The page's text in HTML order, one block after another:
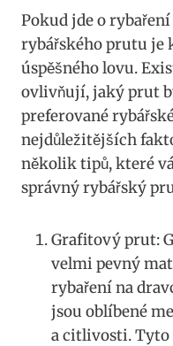
Pokud jde o
rybářského ⁢prutu
úspěšného lovu.
ovlivňují,‍ jaký prut
‍preferované
nejdůležitějších
několik​ tipů, které
správný rybářský
Grafitový‍ prut:​
velmi ⁤pevný
rybaření ⁤na
jsou oblíbené
a citlivosti. Tyto